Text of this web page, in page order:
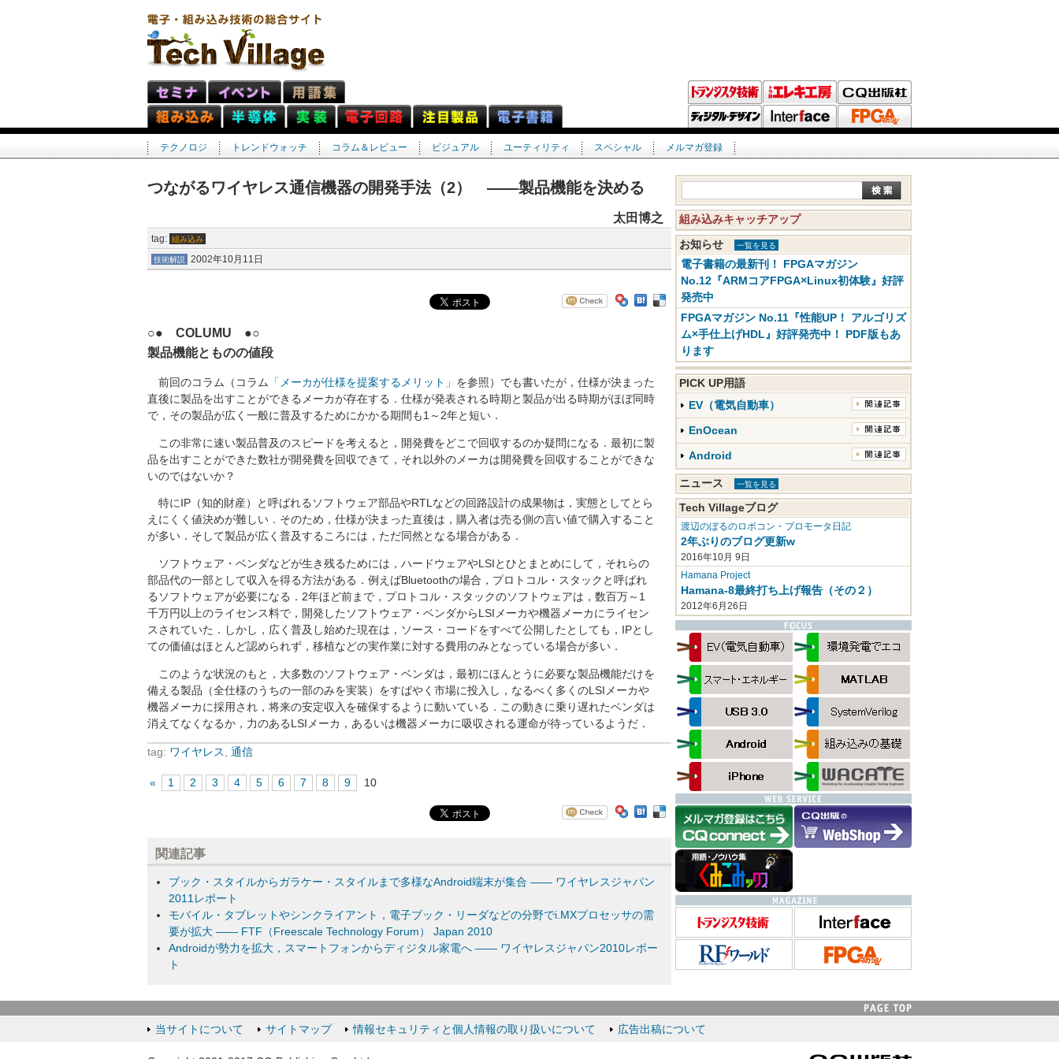
テクノロジ トレンドウォッチ コラム＆レビュー ビジュアル ユーティリティ スペシャル メルマガ登録
つながるワイヤレス通信機器の開発手法（2） ――製品機能を決める
太田博之
tag: 組み込み
技術解説 2002年10月11日
○● COLUMU ●○
製品機能とものの値段
前回のコラム（コラム 「メーカが仕様を提案するメリット」 を参照）でも書いたが，仕様が決まった
直後に製品を出すことができるメーカが存在する．仕様が発表される時期と製品が出る時期がほぼ同時
で，その製品が広く一般に普及するためにかかる期間も1～2年と短い．
この非常に速い製品普及のスピードを考えると，開発費をどこで回収するのか疑問になる．最初に製
品を出すことができた数社が開発費を回収できて，それ以外のメーカは開発費を回収することができな
いのではないか？
特にIP（知的財産）と呼ばれるソフトウェア部品やRTLなどの回路設計の成果物は，実態としてとら
えにくく値決めが難しい．そのため，仕様が決まった直後は，購入者は売る側の言い値で購入すること
が多い．そして製品が広く普及するころには，ただ同然となる場合がある．
ソフトウェア・ベンダなどが生き残るためには，ハードウェアやLSIとひとまとめにして，それらの
部品代の一部として収入を得る方法がある．例えばBluetoothの場合，プロトコル・スタックと呼ばれ
るソフトウェアが必要になる．2年ほど前まで，プロトコル・スタックのソフトウェアは，数百万～1
千万円以上のライセンス料で，開発したソフトウェア・ベンダからLSIメーカや機器メーカにライセン
スされていた．しかし，広く普及し始めた現在は，ソース・コードをすべて公開したとしても，IPとし
ての価値はほとんど認められず，移植などの実作業に対する費用のみとなっている場合が多い．
このような状況のもと，大多数のソフトウェア・ベンダは，最初にほんとうに必要な製品機能だけを
備える製品（全仕様のうちの一部のみを実装）をすばやく市場に投入し，なるべく多くのLSIメーカや
機器メーカに採用され，将来の安定収入を確保するように動いている．この動きに乗り遅れたベンダは
消えてなくなるか，力のあるLSIメーカ，あるいは機器メーカに吸収される運命が待っているようだ．
tag: ワイヤレス , 通信
« 1 2 3 4 5 6 7 8 9 10
関連記事
ブック・スタイルからガラケー・スタイルまで多様なAndroid端末が集合 ―― ワイヤレスジャパン
2011レポート
モバイル・タブレットやシンクライアント，電子ブック・リーダなどの分野でi.MXプロセッサの需
要が拡大 ―― FTF（Freescale Technology Forum） Japan 2010
Androidが勢力を拡大，スマートフォンからディジタル家電へ ―― ワイヤレスジャパン2010レポー
ト
組み込みキャッチアップ
お知らせ 一覧を見る
電子書籍の最新刊！ FPGAマガジン
No.12『ARMコアFPGA×Linux初体験』好評
発売中
FPGAマガジン No.11『性能UP！ アルゴリズ
ム×手仕上げHDL』好評発売中！ PDF版もあ
ります
PICK UP用語
EV（電気自動車）
EnOcean
Android
ニュース 一覧を見る
Tech Villageブログ
渡辺のぼるのロボコン・プロモータ日記
2年ぶりのブログ更新w
2016年10月 9日
Hamana Project
Hamana-8最終打ち上げ報告（その２）
2012年6月26日
当サイトについて サイトマップ 情報セキュリティと個人情報の取り扱いについて 広告出稿について